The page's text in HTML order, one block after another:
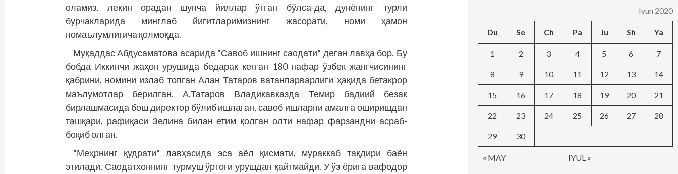
оламиз, лекин орадан шунча йиллар ўтган бўлса-да, дунёнинг турли
бурчакларида минг­лаб йигитларимизнинг жасорати, номи ҳамон
номаълумлигича қолмоқда.
Муқаддас Абдусаматова асарида “Савоб ишнинг саодати” деган лавҳа бор. Бу
бобда Иккинчи жаҳон урушида бедарак кетган 180 нафар ўзбек жангчисининг
қабрини, номини излаб топган Алан Татаров ватанпарварлиги ҳақида бетакрор
маълумотлар берилган. А.Татаров Владикавказда Темир бадиий безак
бирлашмасида бош директор бўлиб ишлаган, савоб ишларни амалга оширишдан
ташқари, рафиқаси Зелина билан етим қолган олти нафар фарзандни асраб-
боқиб олган.
“Меҳрнинг қудрати” лавҳасида эса аёл қисмати, мураккаб тақдири баён
этилади. Саодатхоннинг турмуш ўртоғи урушдан қайт­майди. У ўз ёрига вафодор
Iyun 2020
Du Se Ch Pa Ju Sh Ya
« MAY IYUL »
1 2 3 4 5 6 7
8 9 10 11 12 13 14
15 16 17 18 19 20 21
22 23 24 25 26 27 28
29 30